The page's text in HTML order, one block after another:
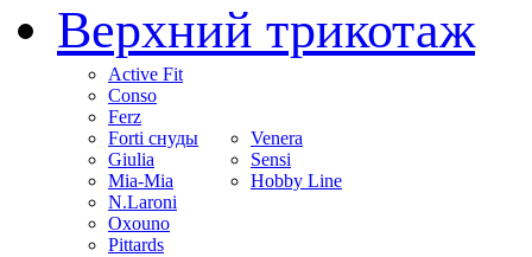
Верхний трикотаж
Active Fit
Conso
Ferz
Forti снуды
Giulia
Mia-Mia
N.Laroni
Oxouno
Pittards
Venera
Sensi
Hobby Line